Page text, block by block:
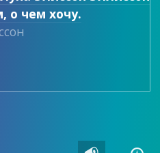
о чем хочу.